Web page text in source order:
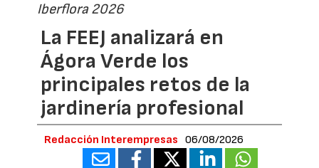
Iberflora 2026
La FEEJ analizará en
Ágora Verde los
principales retos de la
jardinería profesional
Redacción Interempresas 06/08/2026